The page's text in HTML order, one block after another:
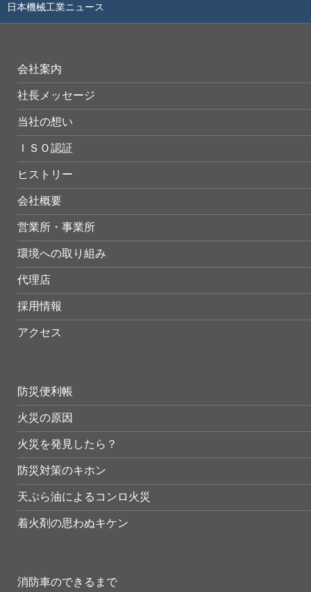
日本機械工業ニュース
会社案内
社長メッセージ
当社の想い
ＩＳＯ認証
ヒストリー
会社概要
営業所・事業所
環境への取り組み
代理店
採用情報
アクセス
防災便利帳
火災の原因
火災を発見したら？
防災対策のキホン
天ぷら油によるコンロ火災
着火剤の思わぬキケン
消防車のできるまで